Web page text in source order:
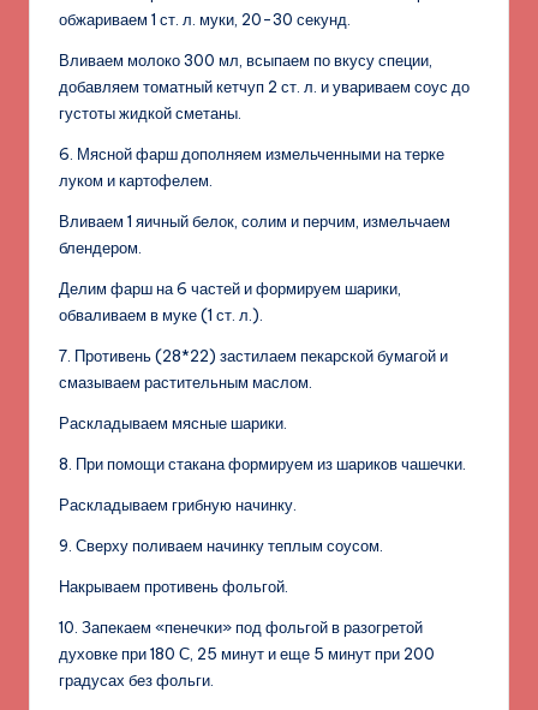
обжариваем 1 ст. л. муки, 20-30 секунд.
Вливаем молоко 300 мл, всыпаем по вкусу специи,
добавляем томатный кетчуп 2 ст. л. и увариваем соус до
густоты жидкой сметаны.
6. Мясной фарш дополняем измельченными на терке
луком и картофелем.
Вливаем 1 яичный белок, солим и перчим, измельчаем
блендером.
Делим фарш на 6 частей и формируем шарики,
обваливаем в муке (1 ст. л.).
7. Противень (28*22) застилаем пекарской бумагой и
смазываем растительным маслом.
Раскладываем мясные шарики.
8. При помощи стакана формируем из шариков чашечки.
Раскладываем грибную начинку.
9. Сверху поливаем начинку теплым соусом.
Накрываем противень фольгой.
10. Запекаем «пенечки» под фольгой в разогретой
духовке при 180 С, 25 минут и еще 5 минут при 200
градусах без фольги.